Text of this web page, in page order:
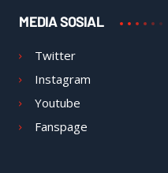
MEDIA SOSIAL
Twitter
Instagram
Youtube
Fanspage